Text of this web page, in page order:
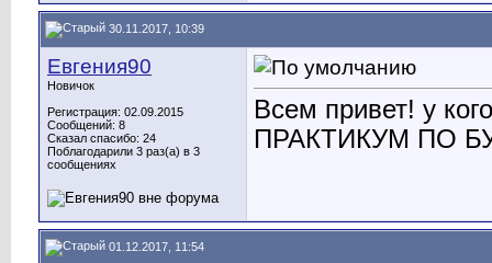
30.11.2017, 10:39
Евгения90
Новичок
Регистрация: 02.09.2015
Сообщений: 8
Сказал спасибо: 24
Поблагодарили 3 раз(а) в 3
сообщениях
Всем привет! у
ПРАКТИКУМ ПО
01.12.2017, 11:54